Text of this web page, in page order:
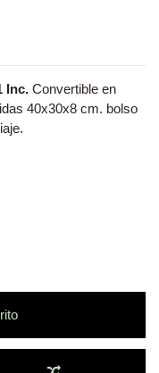
Inc. Convertible en
40x30x8 cm. bolso